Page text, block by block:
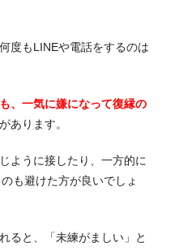
度もLINEや電話をするのは
、一気に嫌になって復縁の
あります。
ように接したり、一方的に
も避けた方が良いでしょ
ると、「未練がましい」と